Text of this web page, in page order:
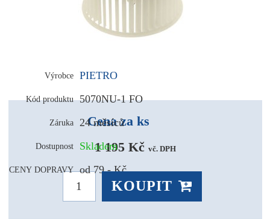
Výrobce PIETRO
Kód produktu 5070NU-1 FO
Záruka 24 měsíců
Dostupnost Skladem
CENY DOPRAVY od 79,- Kč
Cena za ks
1 195 Kč vč. DPH
KOUPIT